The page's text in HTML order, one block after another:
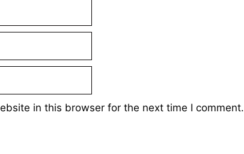
in this browser for the next time I comment.